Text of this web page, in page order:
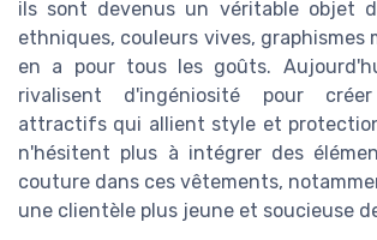
ils sont devenus un véritable objet
ethniques, couleurs vives, graphismes
en a pour tous les goûts.
rivalisent d'ingéniosité pour
attractifs qui allient style et
n'hésitent plus à intégrer des
couture dans ces vêtements,
une clientèle plus jeune et soucieuse